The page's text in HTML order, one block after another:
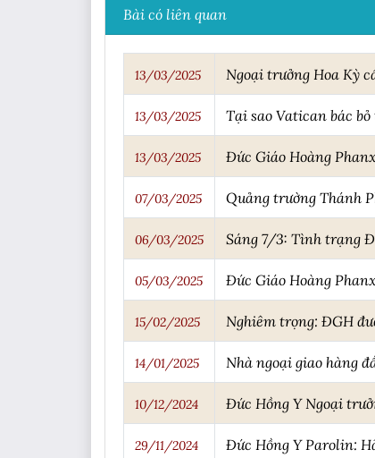
Bài có liên quan
13/03/2025 Ngoại trưởng Hoa Kỳ
13/03/2025 Tại sao Vatican bác
13/03/2025 Đức Giáo Hoàng
07/03/2025 Quảng trường Thánh
06/03/2025 Sáng 7/3: Tình trạng
05/03/2025 Đức Giáo Hoàng
15/02/2025 Nghiêm trọng: ĐGH
14/01/2025 Nhà ngoại giao hàng
10/12/2024 Đức Hồng Y Ngoại
29/11/2024 Đức Hồng Y Parolin: